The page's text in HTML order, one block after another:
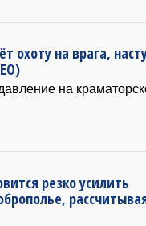
охоту на врага,
на
резко усилить